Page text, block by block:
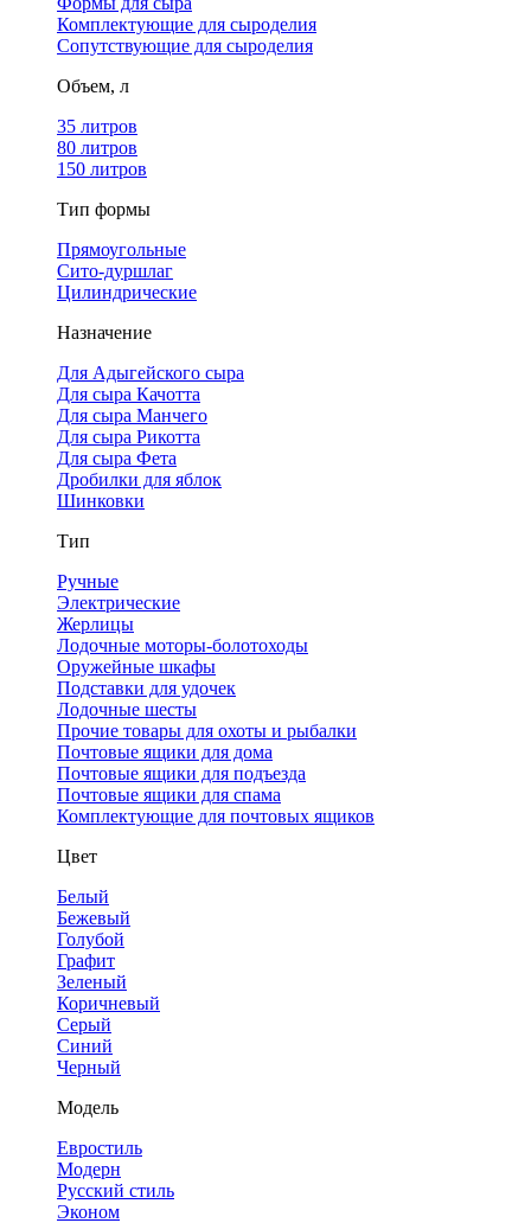
Комплектующие для сыроделия
Сопутствующие для сыроделия
Объем, л
35 литров
80 литров
150 литров
Тип формы
Прямоугольные
Сито-дуршлаг
Цилиндрические
Назначение
Для Адыгейского сыра
Для сыра Качотта
Для сыра Манчего
Для сыра Рикотта
Для сыра Фета
Дробилки для яблок
Шинковки
Тип
Ручные
Электрические
Жерлицы
Лодочные моторы-болотоходы
Оружейные шкафы
Подставки для удочек
Лодочные шесты
Прочие товары для охоты и рыбалки
Почтовые ящики для дома
Почтовые ящики для подъезда
Почтовые ящики для спама
Комплектующие для почтовых ящиков
Цвет
Белый
Бежевый
Голубой
Графит
Зеленый
Коричневый
Серый
Синий
Черный
Модель
Евростиль
Модерн
Русский стиль
Эконом